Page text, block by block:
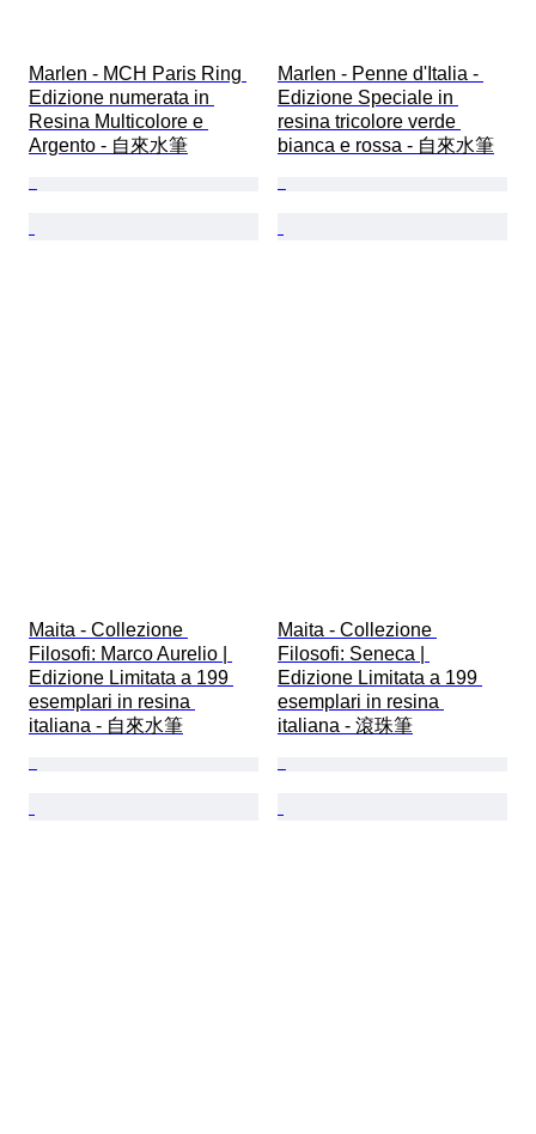
Marlen - MCH Paris Ring
Edizione numerata in
Resina Multicolore e
Argento - 自來水筆
Marlen - Penne d'Italia -
Edizione Speciale in
resina tricolore verde
bianca e rossa - 自來水筆
Maita - Collezione
Filosofi: Marco Aurelio |
Edizione Limitata a 199
esemplari in resina
italiana - 自來水筆
Maita - Collezione
Filosofi: Seneca |
Edizione Limitata a 199
esemplari in resina
italiana - 滾珠筆